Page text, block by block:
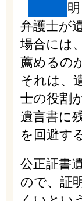
弁護士が
場合には
薦めるの
それは、
士の役割
遺言書に
を回避す
公正証書
ので、証